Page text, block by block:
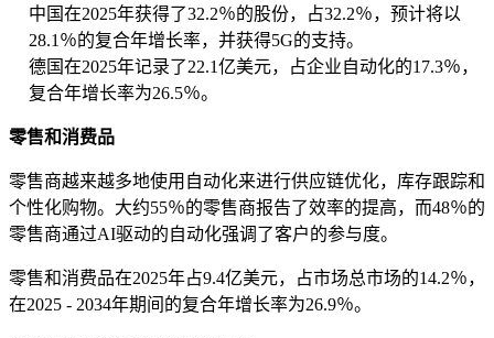
中国在2025年获得了32.2％的股份，占32.2％，预计将以
28.1％的复合年增长率，并获得5G的支持。
德国在2025年记录了22.1亿美元，占企业自动化的17.3％，
复合年增长率为26.5％。
零售和消费品
零售商越来越多地使用自动化来进行供应链优化，库存跟踪和
个性化购物。大约55％的零售商报告了效率的提高，而48％的
零售商通过AI驱动的自动化强调了客户的参与度。
零售和消费品在2025年占9.4亿美元，占市场总市场的14.2％，
在2025 - 2034年期间的复合年增长率为26.9％。